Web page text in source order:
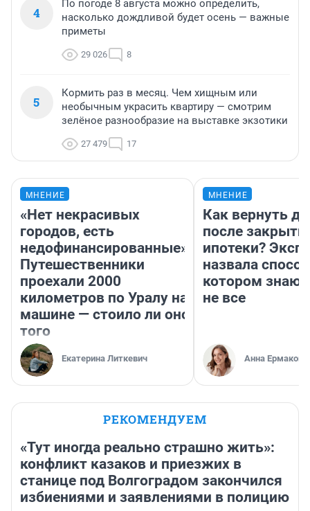
4
По погоде 8 августа можно определить,
насколько дождливой будет осень — важные
приметы
29 026 8
5
Кормить раз в месяц. Чем хищным или
необычным украсить квартиру — смотрим
зелёное разнообразие на выставке экзотики
27 479 17
МНЕНИЕ
«Нет некрасивых
городов, есть
недофинансированные».
Путешественники
проехали 2000
километров по Уралу на
машине — стоило ли оно
того
Екатерина Литкевич
МНЕНИЕ
Как вернуть
после
ипотеки?
назвала
котором
не все
Анна Ермакова
РЕКОМЕНДУЕМ
«Тут иногда реально страшно жить»:
конфликт казаков и приезжих в
станице под Волгоградом закончился
избиениями и заявлениями в полицию